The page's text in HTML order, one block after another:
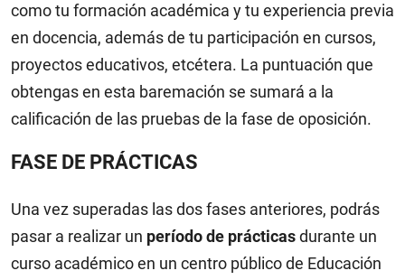
como tu formación académica y tu experiencia previa
en docencia, además de tu participación en cursos,
proyectos educativos, etcétera. La puntuación que
obtengas en esta baremación se sumará a la
calificación de las pruebas de la fase de oposición.
FASE DE PRÁCTICAS
Una vez superadas las dos fases anteriores, podrás
pasar a realizar un período de prácticasdurante un
curso académico en un centro público de Educación